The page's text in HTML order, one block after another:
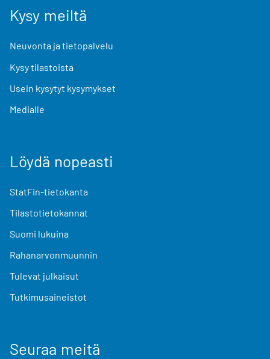
Kysy meiltä
Neuvonta ja tietopalvelu
Kysy tilastoista
Usein kysytyt kysymykset
Medialle
Löydä nopeasti
StatFin-tietokanta
Tilastotietokannat
Suomi lukuina
Rahanarvonmuunnin
Tulevat julkaisut
Tutkimusaineistot
Seuraa meitä